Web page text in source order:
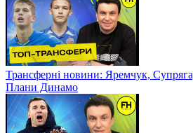
Трансферні новини: Яремчук,
Плани Динамо